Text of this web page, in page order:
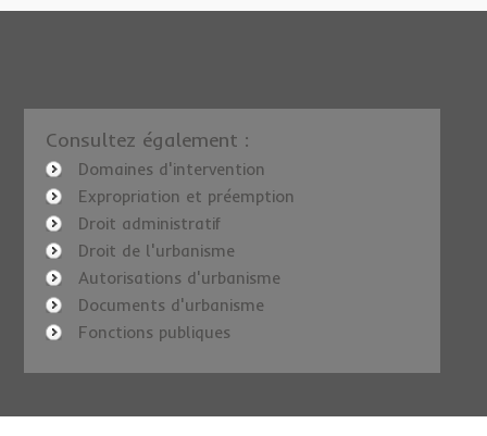
Consultez également :
Domaines d'intervention
Expropriation et préemption
Droit administratif
Droit de l'urbanisme
Autorisations d'urbanisme
Documents d'urbanisme
Fonctions publiques